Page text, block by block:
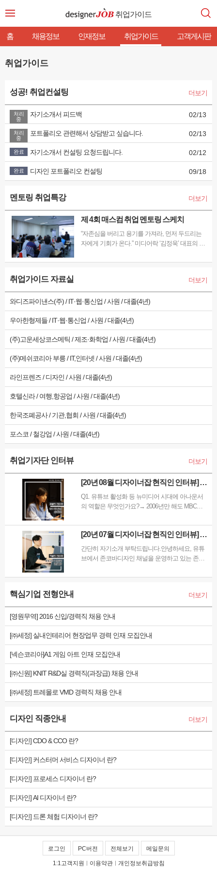
취업가이드
홈 채용정보 인재정보 취업가이드 고객게시판
취업가이드
성공! 취업컨설팅 더보기
처리
중
자기소개서 피드백 02/13
처리
중
포트폴리오 관련해서 상담받고 싶습니다. 02/13
완료 자기소개서 컨설팅 요청드립니다. 02/12
완료 디자인 포트폴리오 컨설팅 09/18
멘토링 취업특강 더보기
제 4회 매스컴 취업 멘토링 스케치
“자존심을 버리고 용기를 가져라, 먼저 두드리는
자에게 기회가 온다.” 미디어락 ‘김정욱’ 대표의 촬
스가 운영하는 매스컴전문 취업포털 '미디어잡'은
이번 특강은 외주 프로덕션의 현주소 진단 및 촬영
감독의…
취업가이드 자료실 더보기
와디즈파이낸스(주) / IT·웹·통신업 / 사원 / 대졸(4년)
우아한형제들 / IT·웹·통신업 / 사원 / 대졸(4년)
(주)고운세상코스메틱 / 제조·화학업 / 사원 / 대졸(4년)
(주)메쉬코리아 부릉 / IT,인터넷 / 사원 / 대졸(4년)
라인프렌즈 / 디자인 / 사원 / 대졸(4년)
호텔신라 / 여행,항공업 / 사원 / 대졸(4년)
한국조폐공사 / 기관,협회 / 사원 / 대졸(4년)
포스코 / 철강업 / 사원 / 대졸(4년)
취업기자단 인터뷰 더보기
[20년 08월 디자이너잡 현직인 인터뷰] 아
Q1. 유튜브 활성화 등 뉴미디어 시대에 아나운서
의 역할은 무엇인가요?→ 2006년만 해도 MBC도
하지만 이제는 그런 뉴미디어로 인해서 판도가 뒤
집어졌습니다. 어린 친구들은 유튜브를 더 많이 보
고, 종합편성채널, 케이블의 위력이 점점…
[20년 07월 디자이너잡 현직인 인터뷰] 디
알아보자
간단히 자기소개 부탁드립니다.안녕하세요, 유튜
브에서 존코바디자인 채널을 운영하고 있는 존코
일하고 있습니다. '모션그래픽 디자이너'는 구체적
그대로 ‘움직이는 그래픽’을 만드는 일을 합니다.
예를 들자면, 예…
핵심기업 전형안내 더보기
[영원무역] 2016 신입/경력직 채용 안내
[㈜세정] 실내인테리어 현장업무 경력 인재 모집안내
[넥슨코리아]A1 게임 아트 인재 모집안내
[㈜신원] KNIT R&D실 경력직(과장급) 채용 안내
[㈜세정] 트레몰로 VMD 경력직 채용 안내
디자인 직종안내 더보기
[디자인] CDO & CCO 란?
[디자인] 커스터머 서비스 디자이너 란?
[디자인] 프로세스 디자이너 란?
[디자인] AI 디자이너 란?
[디자인] 드론 체험 디자이너 란?
로그인 PC버전 전체보기 메일문의
1:1고객지원 | 이용약관 | 개인정보취급방침